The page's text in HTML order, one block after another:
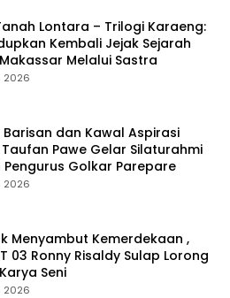
Lontara – Trilogi Karaeng:
Kembali Jejak Sejarah
Melalui Sastra
2026
Barisan dan Kawal Aspirasi
Pawe Gelar Silaturahmi
Golkar Parepare
2026
Menyambut Kemerdekaan ,
03 Ronny Risaldy Sulap Lorong
Seni
2026